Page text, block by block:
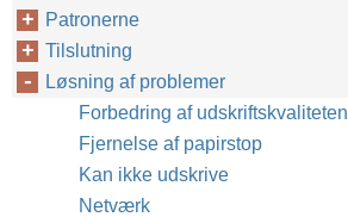
Patronerne
Tilslutning
Løsning af problemer
Forbedring af udskriftskvaliteten
Fjernelse af papirstop
Kan ikke udskrive
Netværk